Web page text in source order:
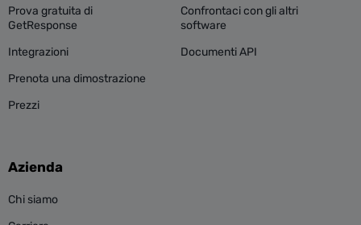
Prova gratuita di
GetResponse
Integrazioni
Prenota una dimostrazione
Prezzi
Confrontaci con gli altri
software
Documenti API
Azienda
Chi siamo